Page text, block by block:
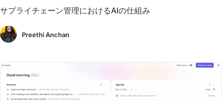
サプライチェーン管理におけるAIの仕組み
Preethi Anchan